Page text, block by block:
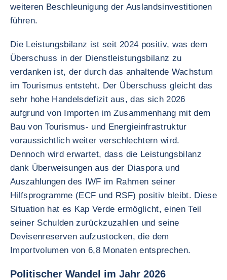
weiteren Beschleunigung der Auslandsinvestitionen
führen.
Die Leistungsbilanz ist seit 2024 positiv, was dem
Überschuss in der Dienstleistungsbilanz zu
verdanken ist, der durch das anhaltende Wachstum
im Tourismus entsteht. Der Überschuss gleicht das
sehr hohe Handelsdefizit aus, das sich 2026
aufgrund von Importen im Zusammenhang mit dem
Bau von Tourismus- und Energieinfrastruktur
voraussichtlich weiter verschlechtern wird.
Dennoch wird erwartet, dass die Leistungsbilanz
dank Überweisungen aus der Diaspora und
Auszahlungen des IWF im Rahmen seiner
Hilfsprogramme (ECF und RSF) positiv bleibt. Diese
Situation hat es Kap Verde ermöglicht, einen Teil
seiner Schulden zurückzuzahlen und seine
Devisenreserven aufzustocken, die dem
Importvolumen von 6,8 Monaten entsprechen.
Politischer Wandel im Jahr 2026